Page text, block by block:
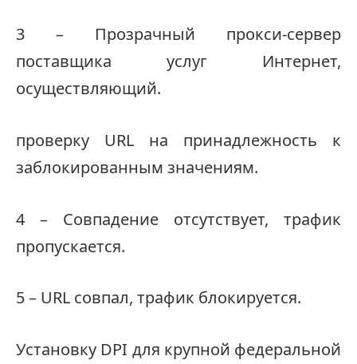
3 – Прозрачный прокси-сервер
поставщика услуг Интернет,
осуществляющий.
проверку URL на принадлежность к
заблокированным значениям.
4 – Совпадение отсутствует, трафик
пропускается.
5 – URL совпал, трафик блокируется.
Установку DPI для крупной федеральной